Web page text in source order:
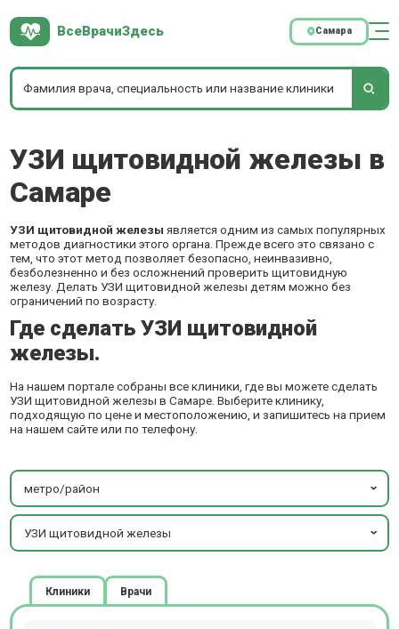
ВсеВрачиЗдесь Самара
УЗИ щитовидной железы в
Самаре
УЗИ щитовидной железы является одним из самых популярных
методов диагностики этого органа. Прежде всего это связано с
тем, что этот метод позволяет безопасно, неинвазивно,
безболезненно и без осложнений проверить щитовидную
железу. Делать УЗИ щитовидной железы детям можно без
ограничений по возрасту.
Где сделать УЗИ щитовидной
железы.
На нашем портале собраны все клиники, где вы можете сделать
УЗИ щитовидной железы в Самаре. Выберите клинику,
подходящую по цене и местоположению, и запишитесь на прием
на нашем сайте или по телефону.
метро/район
УЗИ щитовидной железы
Клиники Врачи